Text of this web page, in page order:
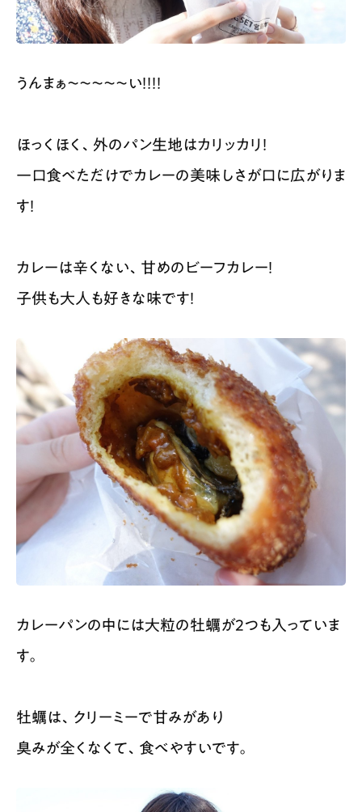
うんまぁ〜〜〜〜〜い！！！！
ほっくほく、外のパン生地はカリッカリ！
一口食べただけでカレーの美味しさが口に広がりま
す！
カレーは辛くない、 甘めのビーフカレー！
子供も大人も好きな味です！
カレーパンの中には大粒の牡蠣が２つも入っていま
す。
牡蠣は、クリーミーで甘みがあり
臭みが全くなくて、食べやすいです。